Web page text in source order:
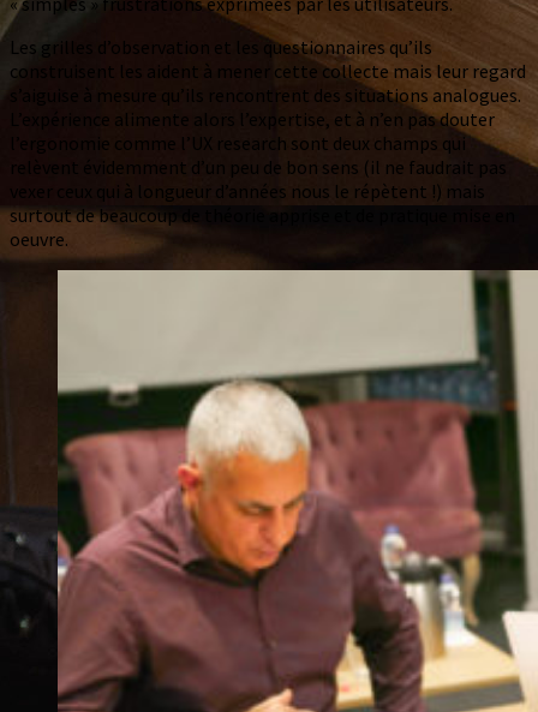
Les grilles d’observation et les questionnaires qu’ils
construisent les aident à mener cette collecte mais leur regard
s’aiguise à mesure qu’ils rencontrent des situations analogues.
L’expérience alimente alors l’expertise, et à n’en pas douter
l’ergonomie comme l’UX research sont deux champs qui
relèvent évidemment d’un peu de bon sens (il ne faudrait pas
vexer ceux qui à longueur d’années nous le répètent !) mais
surtout de beaucoup de théorie apprise et de pratique mise en
oeuvre.